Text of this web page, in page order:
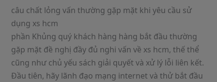
câu chất lỏng vấn thường gặp mặt khi yêu cầu sử
dụng xs hcm
phần Khủng quý khách hàng hàng bắt đầu thường
gặp mặt đề nghị đầy đủ nghi vấn về xs hcm, thế thể
cũng như chủ yếu sách giải quyết và xử lý lỗi liên kết.
Đầu tiên, hãy lãnh đạo mạng internet và thử bắt đầu